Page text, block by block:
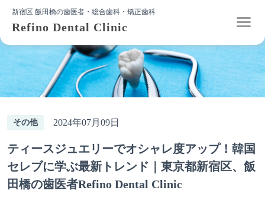
新宿区 飯田橋の歯医者・総合歯科・矯正歯科
Refino Dental Clinic
その他 2024年07月09日
ティースジュエリーでオシャレ度アップ！韓国
セレブに学ぶ最新トレンド｜東京都新宿区、飯
田橋の歯医者Refino Dental Clinic